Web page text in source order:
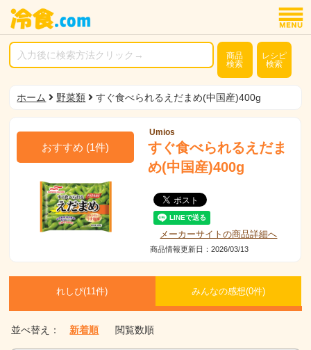
商品
検索
レシピ
検索
ホーム 野菜類 すぐ食べられるえだまめ(中国産)400g
おすすめ (1件)
Umios
すぐ食べられるえだま
め(中国産)400g
メーカーサイトの商品詳細へ
商品情報更新日：2026/03/13
れしぴ(11件) みんなの感想(0件)
並べ替え： 新着順 閲覧数順